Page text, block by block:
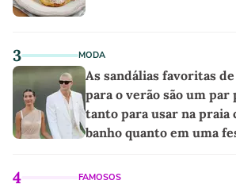
3 MODA
As sandálias favoritas
para o verão são um
tanto para usar na praia
banho quanto em uma
4 FAMOSOS